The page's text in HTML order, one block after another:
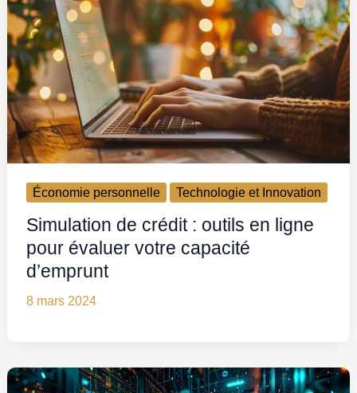
Économie personnelle Technologie et Innovation
Simulation de crédit : outils en ligne
pour évaluer votre capacité
d’emprunt
8 mars 2024